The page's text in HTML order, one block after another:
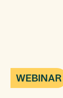
WEBINAR